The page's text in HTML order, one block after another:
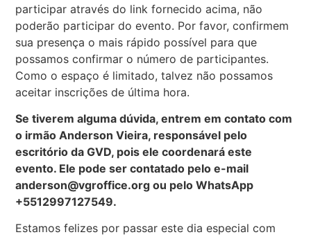
participar através do link fornecido acima, não
poderão participar do evento. Por favor, confirmem
sua presença o mais rápido possível para que
possamos confirmar o número de participantes.
Como o espaço é limitado, talvez não possamos
aceitar inscrições de última hora.
Se tiverem alguma dúvida, entrem em contato com
o irmão Anderson Vieira, responsável pelo
escritório da GVD, pois ele coordenará este
evento. Ele pode ser contatado pelo e-mail
anderson@vgroffice.org ou pelo WhatsApp
+5512997127549.
Estamos felizes por passar este dia especial com